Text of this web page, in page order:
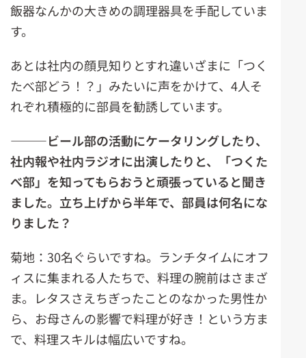
飯器なんかの大きめの調理器具を手配していま
す。
あとは社内の顔見知りとすれ違いざまに「つく
たべ部どう！？」みたいに声をかけて、4人そ
れぞれ積極的に部員を勧誘しています。
―――ビール部の活動にケータリングしたり、
社内報や社内ラジオに出演したりと、「つくた
べ部」を知ってもらおうと頑張っていると聞き
ました。立ち上げから半年で、部員は何名にな
りました？
菊地：30名ぐらいですね。ランチタイムにオフ
ィスに集まれる人たちで、料理の腕前はさまざ
ま。レタスさえちぎったことのなかった男性か
ら、お母さんの影響で料理が好き！という方ま
で、料理スキルは幅広いですね。